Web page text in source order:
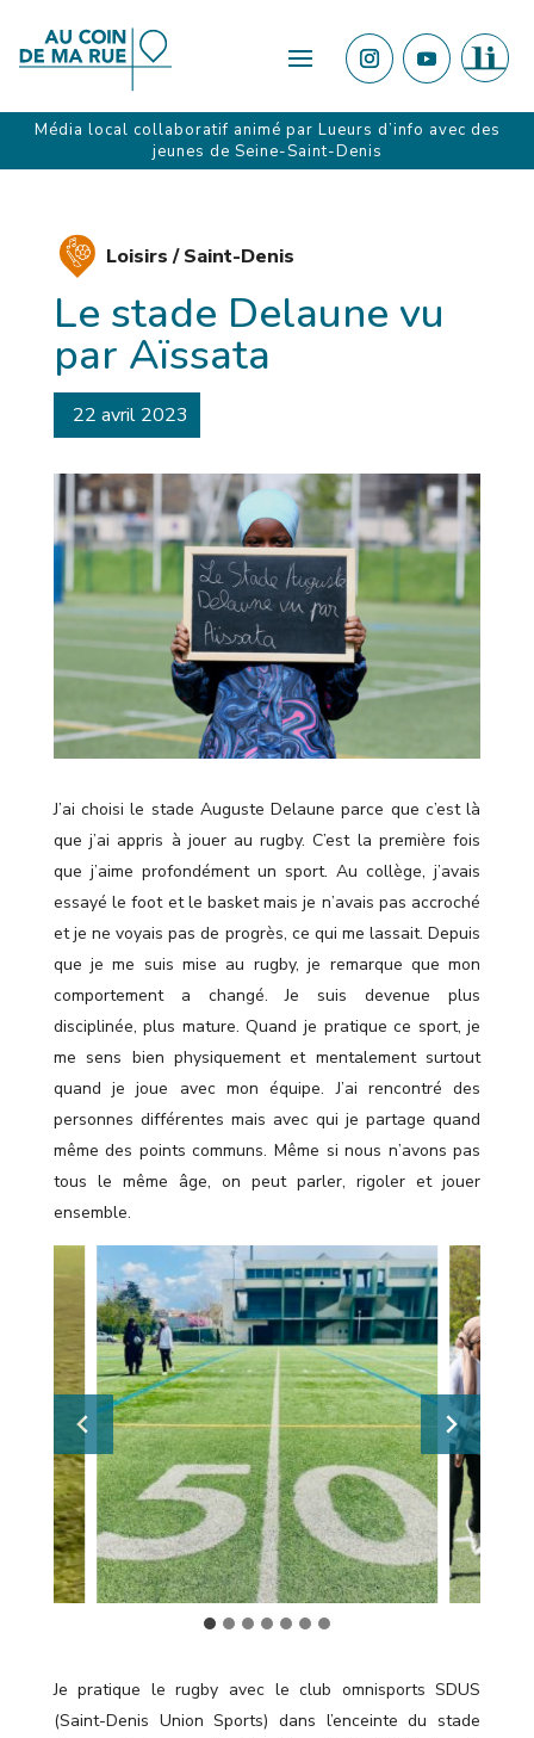
Média local collaboratif animé par Lueurs d’info avec des
jeunes de Seine-Saint-Denis
Loisirs /Saint-Denis
Le stade Delaune vu
par Aïssata
22 avril 2023
J’ai choisi le stade Auguste Delaune parce que c’est là
que j’ai appris à jouer au rugby. C’est la première fois
que j’aime profondément un sport. Au collège, j’avais
essayé le foot et le basket mais je n’avais pas accroché
et je ne voyais pas de progrès, ce qui me lassait. Depuis
que je me suis mise au rugby, je remarque que mon
comportement a changé. Je suis devenue plus
disciplinée, plus mature. Quand je pratique ce sport, je
me sens bien physiquement et mentalement surtout
quand je joue avec mon équipe. J’ai rencontré des
personnes différentes mais avec qui je partage quand
même des points communs. Même si nous n’avons pas
tous le même âge, on peut parler, rigoler et jouer
ensemble.
Je pratique le rugby avec le club omnisports SDUS
(Saint-Denis Union Sports) dans l’enceinte du stade